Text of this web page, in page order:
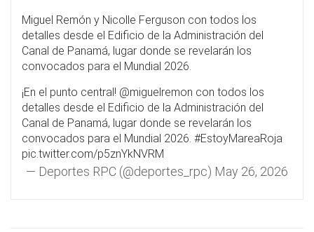
Miguel Remón y Nicolle Ferguson con todos los
detalles desde el Edificio de la Administración del
Canal de Panamá, lugar donde se revelarán los
convocados para el Mundial 2026.
¡En el punto central! @miguelremon con todos los
detalles desde el Edificio de la Administración del
Canal de Panamá, lugar donde se revelarán los
convocados para el Mundial 2026. #EstoyMareaRoja
pic.twitter.com/p5znYkNVRM
— Deportes RPC (@deportes_rpc) May 26, 2026